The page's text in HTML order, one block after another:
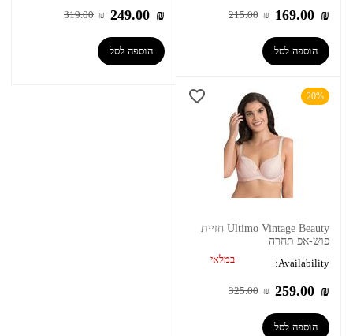
215.00 ₪ 169.00 ₪
הוספה לסל
319.00 ₪ 249.00 ₪
הוספה לסל
20%
Ultimo Vintage Beauty חזיית
פוש-אפ תחרה
Availability:
במלאי
325.00 ₪ 259.00 ₪
הוספה לסל